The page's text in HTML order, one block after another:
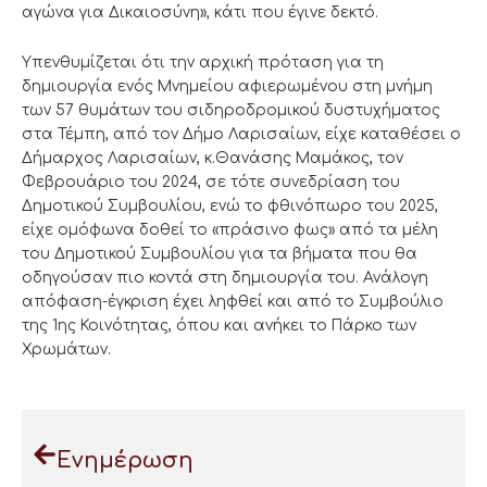
αγώνα για Δικαιοσύνη», κάτι που έγινε δεκτό.
Υπενθυμίζεται ότι την αρχική πρόταση για τη
δημιουργία ενός Μνημείου αφιερωμένου στη μνήμη
των 57 θυμάτων του σιδηροδρομικού δυστυχήματος
στα Τέμπη, από τον Δήμο Λαρισαίων, είχε καταθέσει ο
Δήμαρχος Λαρισαίων, κ.Θανάσης Μαμάκος, τον
Φεβρουάριο του 2024, σε τότε συνεδρίαση του
Δημοτικού Συμβουλίου, ενώ το φθινόπωρο του 2025,
είχε ομόφωνα δοθεί το «πράσινο φως» από τα μέλη
του Δημοτικού Συμβουλίου για τα βήματα που θα
οδηγούσαν πιο κοντά στη δημιουργία του. Ανάλογη
απόφαση-έγκριση έχει ληφθεί και από το Συμβούλιο
της 1ης Κοινότητας, όπου και ανήκει το Πάρκο των
Χρωμάτων.
Ενημέρωση